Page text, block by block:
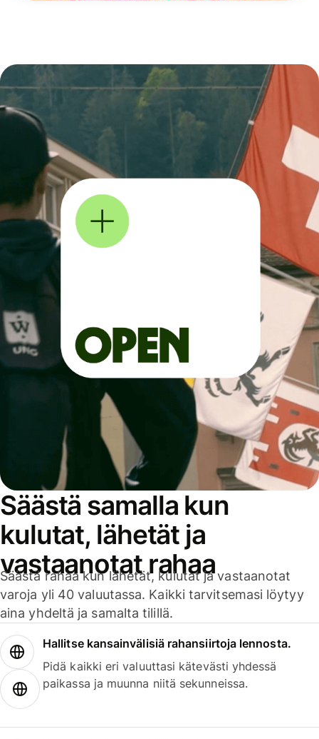
Säästä samalla kun
kulutat, lähetät ja
vastaanotat rahaa
Säästä rahaa kun lähetät, kulutat ja vastaanotat
varoja yli 40 valuutassa. Kaikki tarvitsemasi löytyy
aina yhdeltä ja samalta tilillä.
Hallitse kansainvälisiä rahansiirtoja lennosta.
Pidä kaikki eri valuuttasi kätevästi yhdessä
paikassa ja muunna niitä sekunneissa.